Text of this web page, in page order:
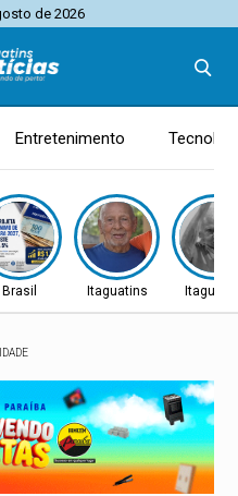
de 2026
Entretenimento
Brasil Itaguatins